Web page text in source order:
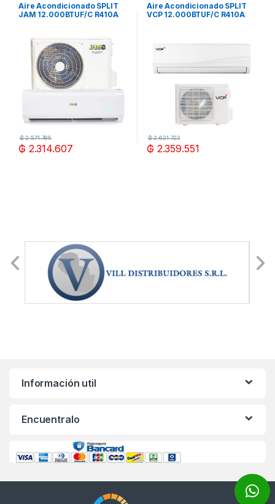
Aire Acondicionado SPLIT
JAM 12.000BTUF/C R410A
₲ 2.314.607
₲2.571.785
Aire Acondicionado SPLIT
VCP 12.000BTUF/C R410A
₲ 2.359.551
₲2.621.723
Información util
Encuentralo